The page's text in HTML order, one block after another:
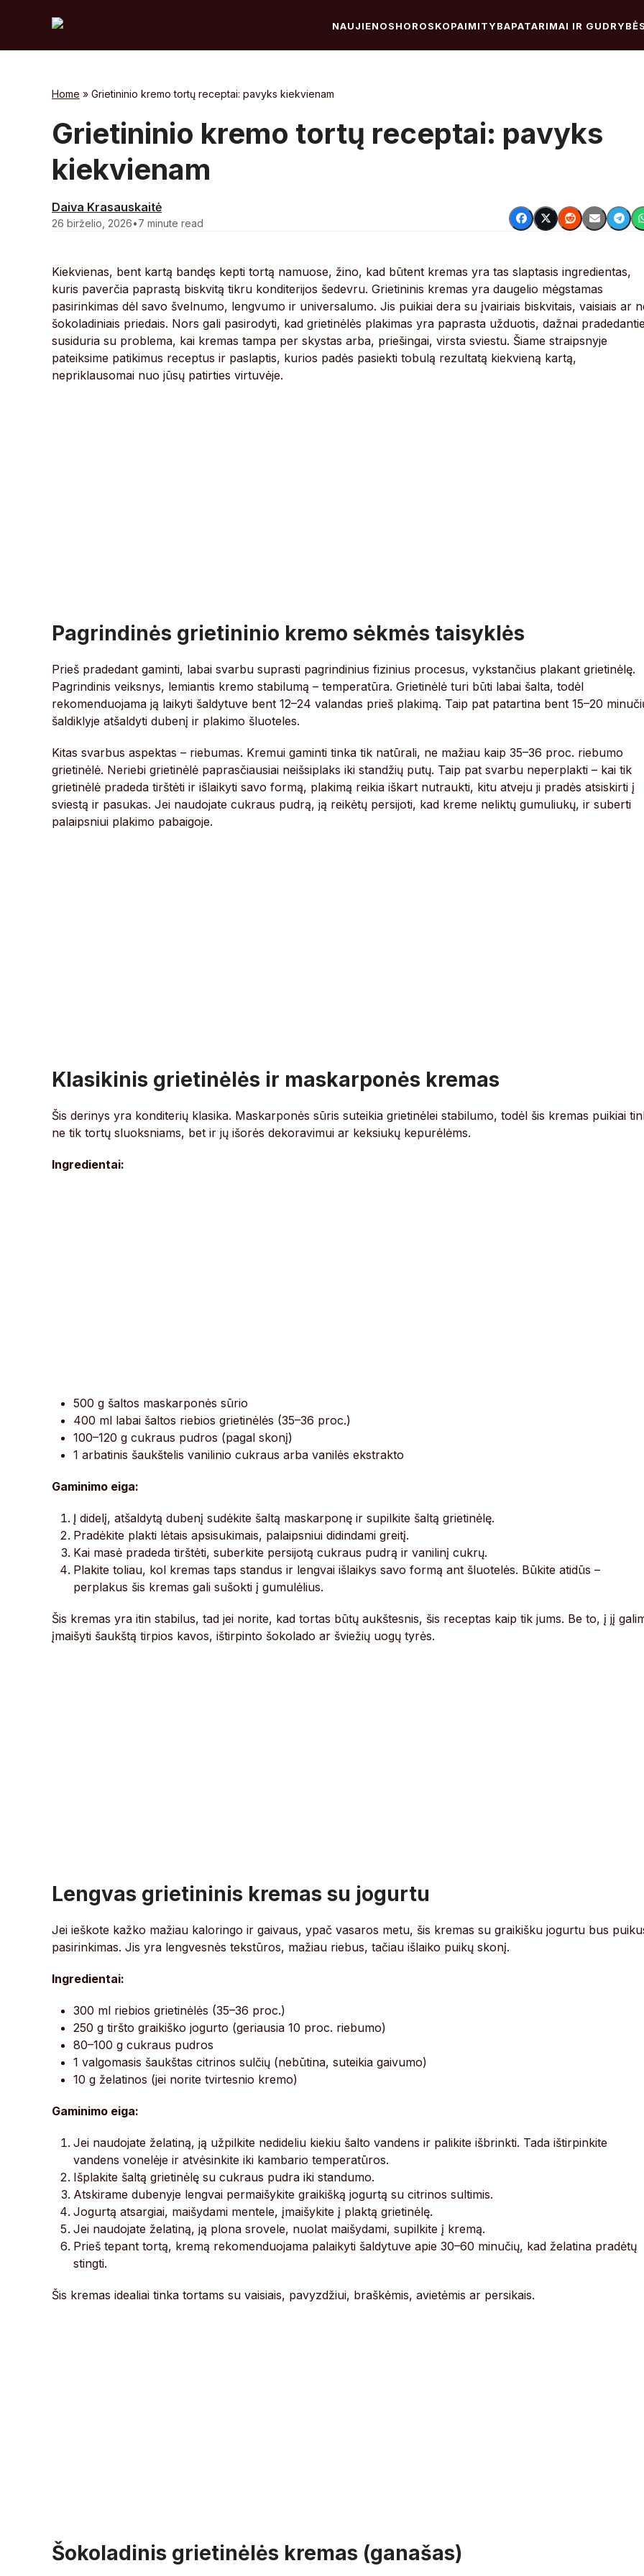
NAUJIENOSHOROSKOPAIMITYBAPATARIMAI IR
Home » Grietininio kremo tortų receptai: pavyks kiekvienam
Grietininio kremo tortų receptai: pavyks
kiekvienam
Daiva Krasauskaitė
26 birželio, 2026•7 minute read
Kiekvienas, bent kartą bandęs kepti tortą namuose, žino, kad būtent kremas yra tas slaptasis ingredientas,
kuris paverčia paprastą biskvitą tikru konditerijos šedevru. Grietininis kremas yra daugelio mėgstamas
pasirinkimas dėl savo švelnumo, lengvumo ir universalumo. Jis puikiai dera su įvairiais biskvitais, vaisiais ar
šokoladiniais priedais. Nors gali pasirodyti, kad grietinėlės plakimas yra paprasta užduotis, dažnai
susiduria su problema, kai kremas tampa per skystas arba, priešingai, virsta sviestu. Šiame straipsnyje
pateiksime patikimus receptus ir paslaptis, kurios padės pasiekti tobulą rezultatą kiekvieną kartą,
nepriklausomai nuo jūsų patirties virtuvėje.
Pagrindinės grietininio kremo sėkmės taisyklės
Prieš pradedant gaminti, labai svarbu suprasti pagrindinius fizinius procesus, vykstančius plakant grietinėlę.
Pagrindinis veiksnys, lemiantis kremo stabilumą – temperatūra. Grietinėlė turi būti labai šalta, todėl
rekomenduojama ją laikyti šaldytuve bent 12–24 valandas prieš plakimą. Taip pat patartina bent 15–20
šaldiklyje atšaldyti dubenį ir plakimo šluoteles.
Kitas svarbus aspektas – riebumas. Kremui gaminti tinka tik natūrali, ne mažiau kaip 35–36 proc. riebumo
grietinėlė. Neriebi grietinėlė paprasčiausiai neišsiplaks iki standžių putų. Taip pat svarbu neperplakti – kai tik
grietinėlė pradeda tirštėti ir išlaikyti savo formą, plakimą reikia iškart nutraukti, kitu atveju ji pradės atsiskirti į
sviestą ir pasukas. Jei naudojate cukraus pudrą, ją reikėtų persijoti, kad kreme neliktų gumuliukų, ir suberti
palaipsniui plakimo pabaigoje.
Klasikinis grietinėlės ir maskarponės kremas
Šis derinys yra konditerių klasika. Maskarponės sūris suteikia grietinėlei stabilumo, todėl šis kremas puikiai
ne tik tortų sluoksniams, bet ir jų išorės dekoravimui ar keksiukų kepurėlėms.
Ingredientai:
500 g šaltos maskarponės sūrio
400 ml labai šaltos riebios grietinėlės (35–36 proc.)
100–120 g cukraus pudros (pagal skonį)
1 arbatinis šaukštelis vanilinio cukraus arba vanilės ekstrakto
Gaminimo eiga:
Į didelį, atšaldytą dubenį sudėkite šaltą maskarponę ir supilkite šaltą grietinėlę.
Pradėkite plakti lėtais apsisukimais, palaipsniui didindami greitį.
Kai masė pradeda tirštėti, suberkite persijotą cukraus pudrą ir vanilinį cukrų.
Plakite toliau, kol kremas taps standus ir lengvai išlaikys savo formą ant šluotelės. Būkite atidūs –
perplakus šis kremas gali sušokti į gumulėlius.
Šis kremas yra itin stabilus, tad jei norite, kad tortas būtų aukštesnis, šis receptas kaip tik jums. Be to, į jį
įmaišyti šaukštą tirpios kavos, ištirpinto šokolado ar šviežių uogų tyrės.
Lengvas grietininis kremas su jogurtu
Jei ieškote kažko mažiau kaloringo ir gaivaus, ypač vasaros metu, šis kremas su graikišku jogurtu bus
pasirinkimas. Jis yra lengvesnės tekstūros, mažiau riebus, tačiau išlaiko puikų skonį.
Ingredientai:
300 ml riebios grietinėlės (35–36 proc.)
250 g tiršto graikiško jogurto (geriausia 10 proc. riebumo)
80–100 g cukraus pudros
1 valgomasis šaukštas citrinos sulčių (nebūtina, suteikia gaivumo)
10 g želatinos (jei norite tvirtesnio kremo)
Gaminimo eiga:
Jei naudojate želatiną, ją užpilkite nedideliu kiekiu šalto vandens ir palikite išbrinkti. Tada ištirpinkite
vandens vonelėje ir atvėsinkite iki kambario temperatūros.
Išplakite šaltą grietinėlę su cukraus pudra iki standumo.
Atskirame dubenyje lengvai permaišykite graikišką jogurtą su citrinos sultimis.
Jogurtą atsargiai, maišydami mentele, įmaišykite į plaktą grietinėlę.
Jei naudojate želatiną, ją plona srovele, nuolat maišydami, supilkite į kremą.
Prieš tepant tortą, kremą rekomenduojama palaikyti šaldytuve apie 30–60 minučių, kad želatina pradėtų
stingti.
Šis kremas idealiai tinka tortams su vaisiais, pavyzdžiui, braškėmis, avietėmis ar persikais.
Šokoladinis grietinėlės kremas (ganašas)